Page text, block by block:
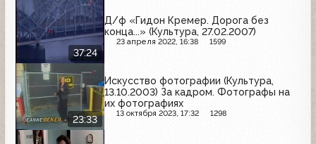
37:24
Д/ф «Гидон Кремер. Дорога без
конца...» (Культура, 27.02.2007)
23 апреля 2022, 16:38 1599
23:33
Искусство фотографии (Культура,
13.10.2003) За кадром. Фотографы на
их фотографиях
13 октября 2023, 17:32 1298